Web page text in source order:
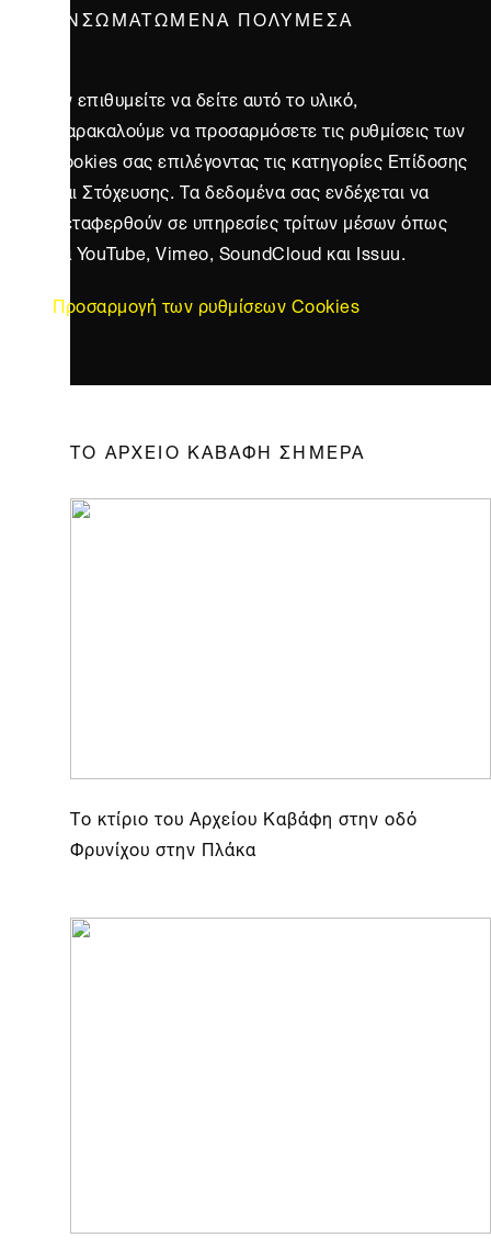
ΕΝΣΩΜΑΤΩΜΈΝΑ ΠΟΛΥΜΈΣΑ
Αν επιθυμείτε να δείτε αυτό το υλικό,
παρακαλούμε να προσαρμόσετε τις ρυθμίσεις των
cookies σας επιλέγοντας τις κατηγορίες Επίδοσης
και Στόχευσης. Τα δεδομένα σας ενδέχεται να
μεταφερθούν σε υπηρεσίες τρίτων μέσων όπως
τα YouTube, Vimeo, SoundCloud και Issuu.
Προσαρμογή των ρυθμίσεων Cookies
ΤΟ ΑΡΧΕΙΟ ΚΑΒΑΦΗ ΣΗΜΕΡΑ
Το κτίριο του Αρχείου Καβάφη στην οδό
Φρυνίχου στην Πλάκα